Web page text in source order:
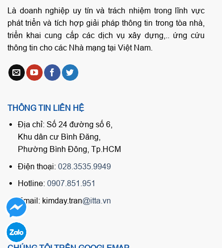
Là doanh nghiệp uy tín và trách nhiệm trong lĩnh vực
phát triển và tích hợp giải pháp thông tin trong tòa nhà,
triển khai cung cấp các dịch vụ xây dựng,.. ứng cứu
thông tin cho các Nhà mạng tại Việt Nam.
THÔNG TIN LIÊN HỆ
Địa chỉ: Số 24 đường số 6,
Khu dân cư Bình Đăng,
Phường Bình Đông, Tp.HCM
Điện thoại: 028.3535.9949
Hotline: 0907.851.951
Email: kimday.tran@itta.vn